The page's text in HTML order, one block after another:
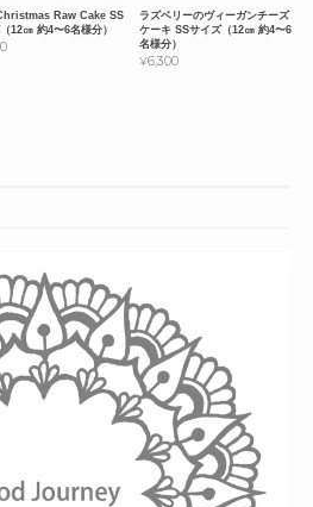
Raw Cake SS
12㎝ 約4〜6名様分）
ラズベリーのヴィーガンチーズ
ケーキ SSサイズ（12㎝ 約4〜6
名様分）
¥6,300